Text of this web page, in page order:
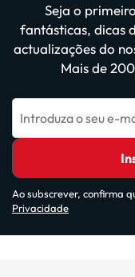
Seja o
fantásticas, dicas
actualizações do
Mais de
Introduza o seu e-
Ao subscrever, confirma
Privacidade